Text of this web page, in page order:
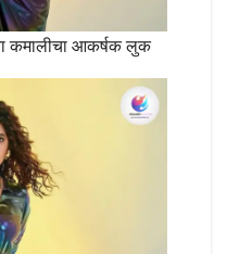
कमालीचा आकर्षक लुक